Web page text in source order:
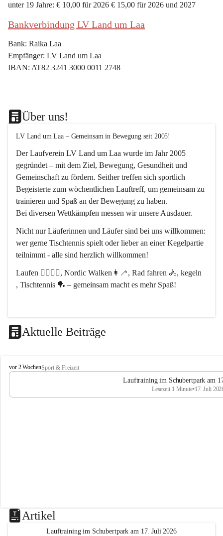
unter 19 Jahre: € 10,00 für 2026 € 15,00 für 2026 und 2027
Bankverbindung LV Land um Laa
Bank: Raika Laa
Empfänger: LV Land um Laa
IBAN: AT82 3241 3000 0011 2748
Über uns!
LV Land um Laa – Gemeinsam in Bewegung seit 2005!
Der Laufverein LV Land um Laa wurde im Jahr 2005
gegründet – mit dem Ziel, Bewegung, Gesundheit und
Gemeinschaft zu fördern. Seither treffen sich sportlich
Begeisterte zum wöchentlichen Lauftreff, um gemeinsam zu
trainieren und Spaß an der Bewegung zu haben.
Bei diversen Wettkämpfen messen wir unsere Ausdauer.
Nicht nur Läuferinnen und Läufer sind bei uns willkommen:
wer gerne Tischtennis spielt oder lieber an einer Kegelpartie
teilnimmt - alle sind herzlich willkommen!
Laufen 🏃‍♂️🏃‍♀️, Nordic Walken👩‍🦯, Rad fahren 🚴, kegeln
, Tischtennis 🏓 – gemeinsam macht es mehr Spaß!
Aktuelle Beiträge
L
V
a
vor 2 WochenSport & Freizeit
Lauftraining im Schubertpark am
Lesezeit 1 Minute•17. Juli
Artikel
Lauftraining im Schubertpark am 17. Juli 2026